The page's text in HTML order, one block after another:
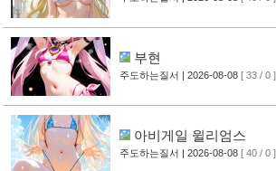
부현
주도하는질서 | 2026-08-08 [ 33 / 0 ]
아비게일 윌리엄스
주도하는질서 | 2026-08-08 [ 40 / 0 ]